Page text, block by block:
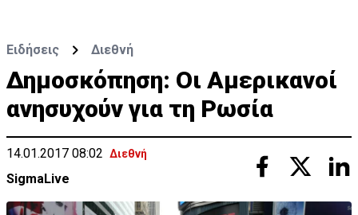
Ειδήσεις Διεθνή
Δημοσκόπηση: Οι Αμερικανοί
ανησυχούν για τη Ρωσία
14.01.2017 08:02 Διεθνή
SigmaLive